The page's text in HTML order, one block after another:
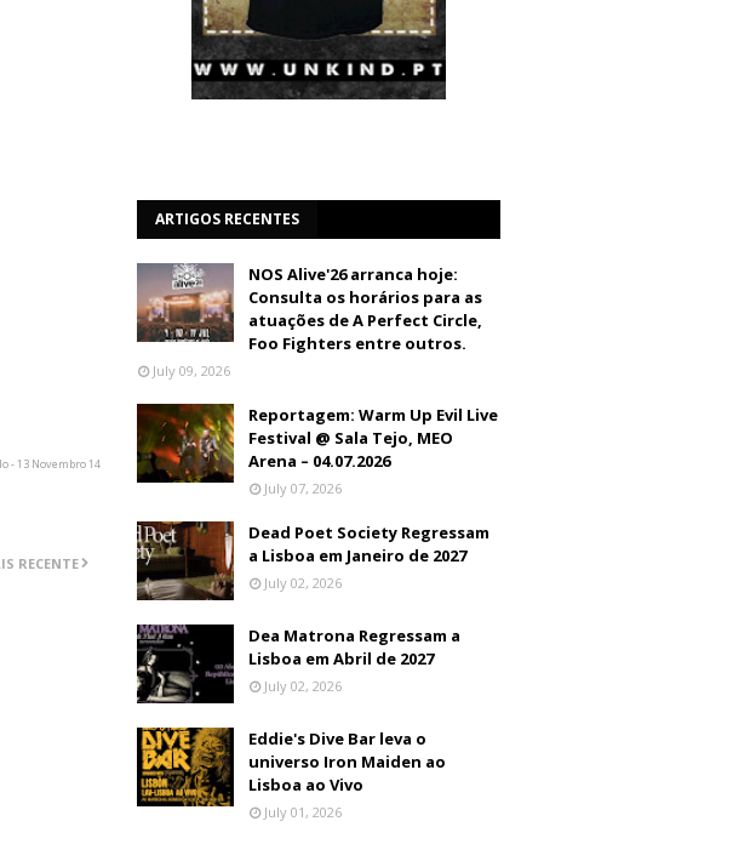
- 13 Novembro 14
RECENTE
ARTIGOS RECENTES
NOS Alive'26 arranca hoje:
Consulta os horários para as
atuações de A Perfect Circle,
Foo Fighters entre outros.
July 09, 2026
Reportagem: Warm Up Evil Live
Festival @ Sala Tejo, MEO
Arena – 04.07.2026
July 07, 2026
Dead Poet Society Regressam
a Lisboa em Janeiro de 2027
July 02, 2026
Dea Matrona Regressam a
Lisboa em Abril de 2027
July 02, 2026
Eddie's Dive Bar leva o
universo Iron Maiden ao
Lisboa ao Vivo
July 01, 2026